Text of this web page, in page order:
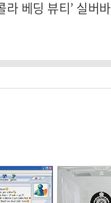
라 베딩 뷰티’ 실버바